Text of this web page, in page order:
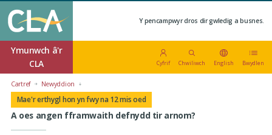
Y pencampwyr dros dir gwledig a busnes.
Ymunwch â'r
CLA
Cyfrif Chwiliwch English Bwydlen
Cartref Newyddion
Mae'r erthygl hon yn fwy na 12 mis oed
A oes angen fframwaith defnydd tir arnom?